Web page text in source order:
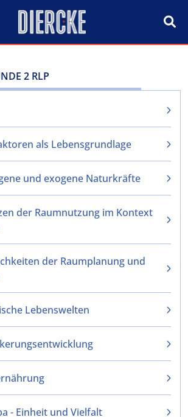
2 RLP
als Lebensgrundlage
und exogene Naturkräfte
der Raumnutzung im Kontext
der Raumplanung und
Lebenswelten
- Einheit und Vielfalt